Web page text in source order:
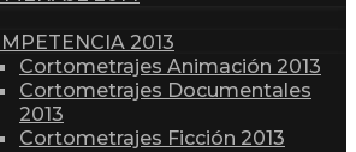
2013
Cortometrajes Animación 2013
Cortometrajes Documentales
2013
Cortometrajes Ficción 2013